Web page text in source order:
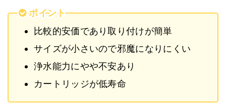
ポイント
比較的安価であり取り付けが簡単
サイズが小さいので邪魔になりにくい
浄水能力にやや不安あり
カートリッジが低寿命